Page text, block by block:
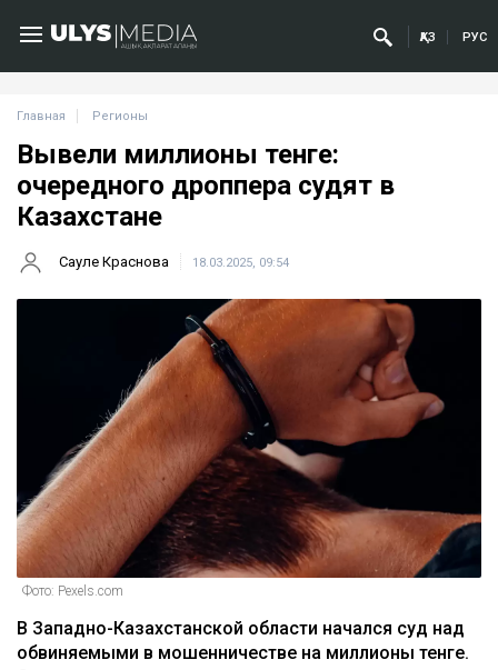
ҚАЗ РУС
Главная Регионы
Вывели миллионы тенге:
очередного дроппера судят в
Казахстане
Сауле Краснова 18.03.2025, 09:54
Фото: Pexels.com
В Западно-Казахстанской области начался суд над
обвиняемыми в мошенничестве на миллионы тенге.